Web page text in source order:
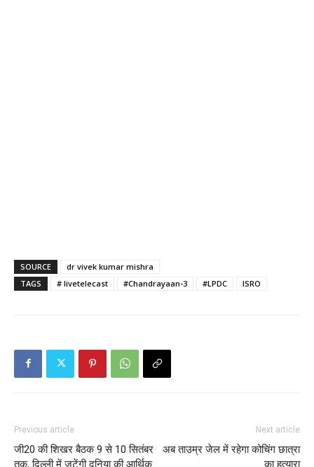
SOURCE
dr vivek kumar mishra
TAGS
# livetelecast #Chandrayaan-3 #LPDC ISRO
Previous article
जी20 की शिखर बैठक 9 से 10 सितंबर
तक, दिल्ली में जुटेंगी दुनिया की आर्थिक
Next article
अब ताउम्र जेल में रहेगा कोचिंग छात्रा
का हत्यारा